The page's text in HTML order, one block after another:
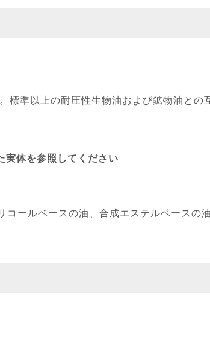
標準以上の耐圧性生物油および鉱物油との
実体を参照してください
ールベースの油、合成エステルベースの油